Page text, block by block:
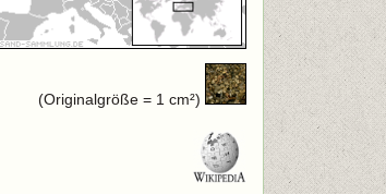
(Originalgröße = 1 cm²)